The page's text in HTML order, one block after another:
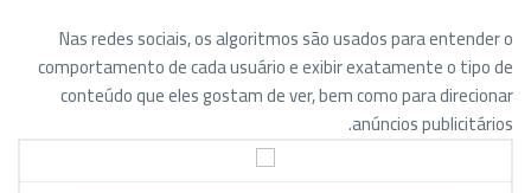
Nas redes sociais, os algoritmos são usados para entender o
comportamento de cada usuário e exibir exatamente o tipo de
conteúdo que eles gostam de ver, bem como para direcionar
anúncios publicitários.